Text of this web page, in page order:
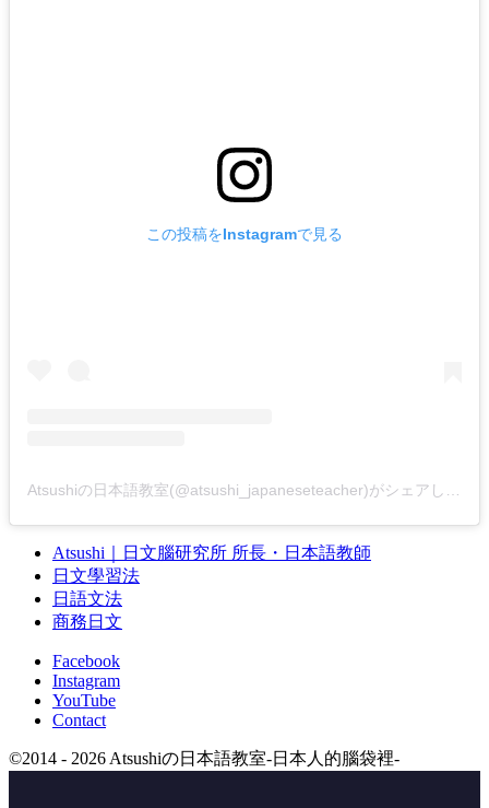
この投稿をInstagramで見る
Atsushi｜日文腦研究所 所長・日本語教師
日文學習法
日語文法
商務日文
Facebook
Instagram
YouTube
Contact
©2014 - 2026 Atsushiの日本語教室-日本人的腦袋裡-